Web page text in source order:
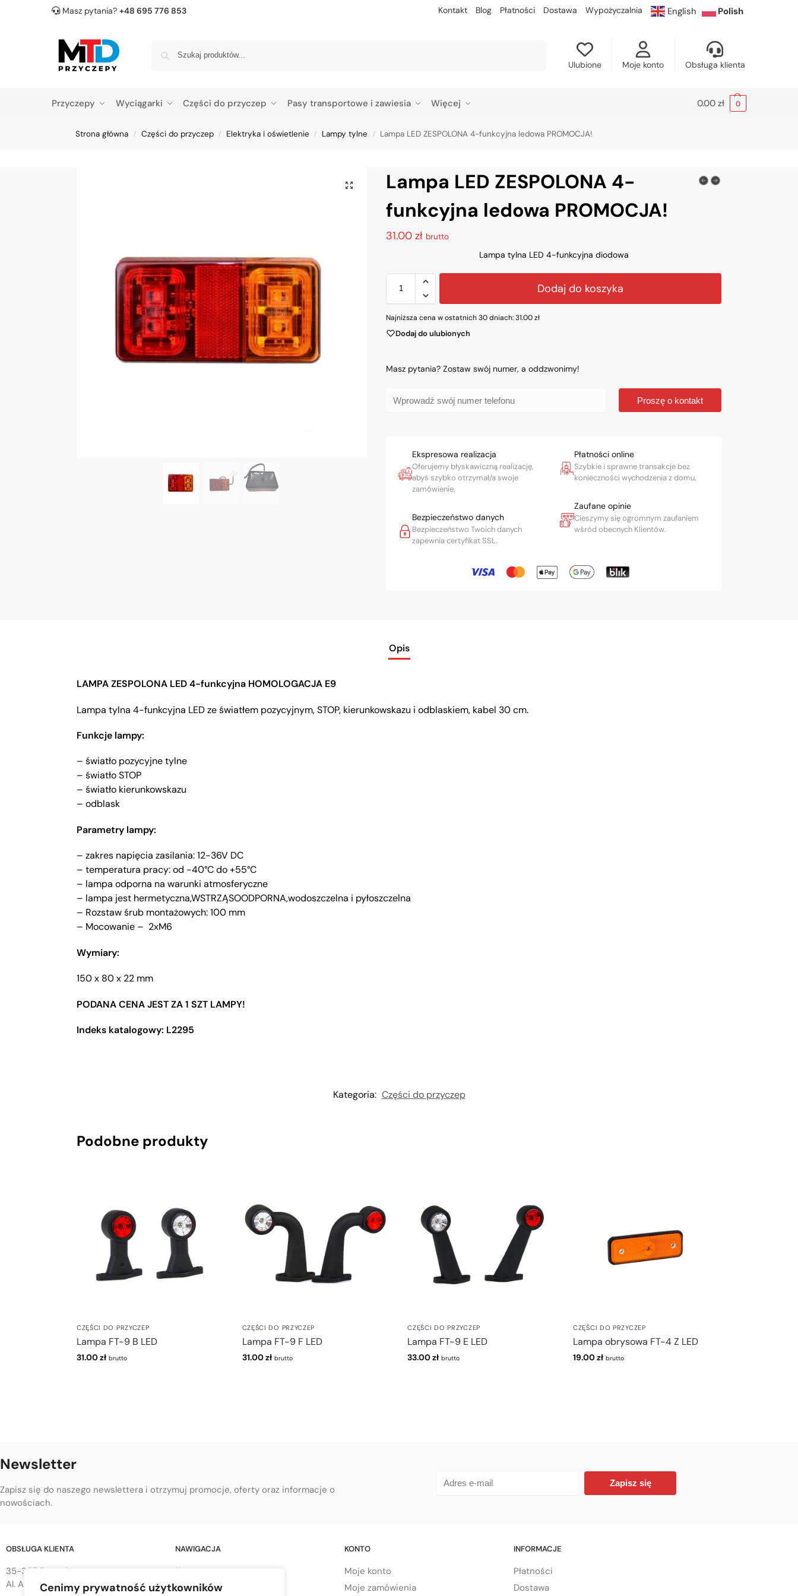
Cenimy prywatność użytkowników
Masz pytania? +48 695 776 853 Kontakt Blog Płatności Dostawa Wypożyczalnia English Polish
Ulubione Moje konto Obsługa klienta
Przyczepy Wyciągarki Części do przyczep Pasy transportowe i zawiesia Więcej 0.00 zł 0
Strona główna / Części do przyczep / Elektryka i oświetlenie / Lampy tylne / Lampa LED ZESPOLONA 4-funkcyjna ledowa PROMOCJA!
Lampa LED ZESPOLONA 4-
funkcyjna ledowa PROMOCJA!
31.00zł brutto
Lampa tylna LED 4-funkcyjna diodowa
Dodaj do koszyka
Najniższa cena w ostatnich 30 dniach:31.00zł
Dodaj do ulubionych
Masz pytania? Zostaw swój numer, a oddzwonimy!
Proszę o kontakt
Ekspresowa realizacja
Oferujemy błyskawiczną realizację,
abyś szybko otrzymał/a swoje
zamówienie.
Bezpieczeństwo danych
Bezpieczeństwo Twoich danych
zapewnia certyfikat SSL.
Płatności online
Szybkie i sprawne transakcje bez
konieczności wychodzenia z domu.
Zaufane opinie
Cieszymy się ogromnym zaufaniem
wśród obecnych Klientów.
Opis
LAMPA ZESPOLONA LED 4-funkcyjna HOMOLOGACJA E9
Lampa tylna 4-funkcyjna LED ze światłem pozycyjnym, STOP, kierunkowskazu i odblaskiem, kabel 30 cm.
Funkcje lampy:
– światło pozycyjne tylne
– światło STOP
– światło kierunkowskazu
– odblask
Parametry lampy:
– zakres napięcia zasilania: 12-36V DC
– temperatura pracy: od -40°C do +55°C
– lampa odporna na warunki atmosferyczne
– lampa jest hermetyczna,WSTRZĄSOODPORNA,wodoszczelna i pyłoszczelna
– Rozstaw śrub montażowych: 100 mm
– Mocowanie – 2xM6
Wymiary:
150 x 80 x 22 mm
PODANA CENA JEST ZA 1 SZT LAMPY!
Indeks katalogowy: L2295
Kategoria: Części do przyczep
Podobne produkty
CZĘŚCI DO PRZYCZEP
Lampa FT-9 B LED
31.00zł brutto
CZĘŚCI DO PRZYCZEP
Lampa FT-9 F LED
31.00zł brutto
CZĘŚCI DO PRZYCZEP
Lampa FT-9 E LED
33.00zł brutto
CZĘŚCI DO PRZYCZEP
Lampa obrysowa FT-4 Z LED
19.00zł brutto
Newsletter
Zapisz się do naszego newslettera i otrzymuj promocje, oferty oraz informacje o
nowościach.
Zapisz się
OBSŁUGA KLIENTA
35-307 Rzeszów
Al. Armii Krajowej 68
NAWIGACJA
Home
Sklep
KONTO
Moje konto
Moje zamówienia
INFORMACJE
Płatności
Dostawa